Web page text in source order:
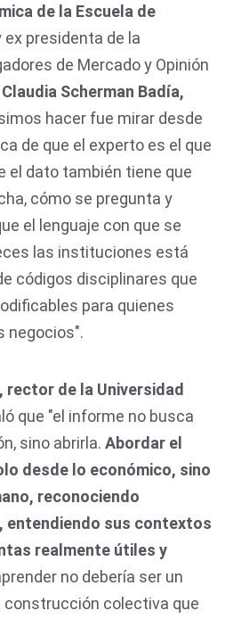
de la Escuela de
ex presidenta de la
de Mercado y Opinión
Claudia Scherman Badía,
hacer fue mirar desde
de que el experto es el que
el dato también tiene que
cómo se pregunta y
el lenguaje con que se
las instituciones está
códigos disciplinares que
para quienes
negocios".
rector de la Universidad
que "el informe no busca
sino abrirla. Abordar el
desde lo económico, sino
reconociendo
entendiendo sus contextos
realmente útiles y
no debería ser un
construcción colectiva que